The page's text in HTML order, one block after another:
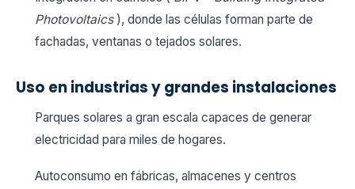
Photovoltaics ), donde las células forman parte de
fachadas, ventanas o tejados solares.
Uso en industrias y grandes instalaciones
Parques solares a gran escala capaces de generar
electricidad para miles de hogares.
Autoconsumo en fábricas, almacenes y centros